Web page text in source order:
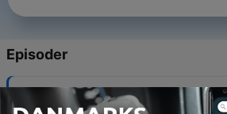
Episoder
- Sådan bekæmper vi forråelsen 2